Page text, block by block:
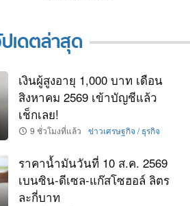
เดตล่าสุด
เงินผู้สูงอายุ 1,000 บาท เดือน
สิงหาคม 2569 เข้าบัญชีแล้ว
เช็กเลย!
9 ชั่วโมงที่แล้ว ข่าวเศรษฐกิจ / ธุรกิจ
ราคาน้ำมันวันที่ 10 ส.ค. 2569
เบนซิน-ดีเซล-แก๊สโซฮอล์ ลิตร
ละกี่บาท